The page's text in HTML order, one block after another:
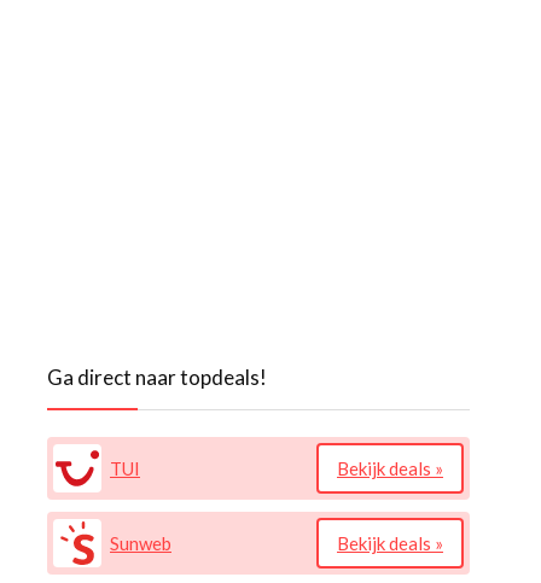
Ga direct naar topdeals!
TUI Bekijk deals »
Sunweb Bekijk deals »